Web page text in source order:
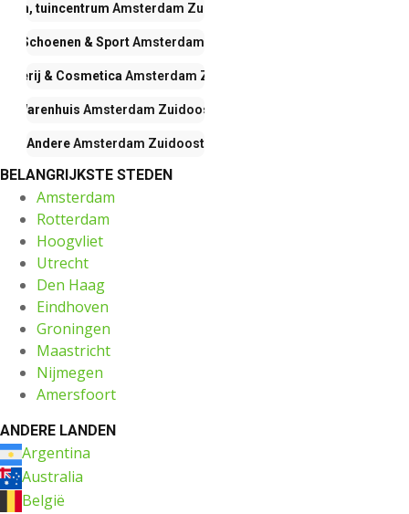
tuincentrum Amsterdam Zuidoost
Schoenen & SportAmsterdam Zuidoost
& Cosmetica Amsterdam Zuidoost
Warenhuis Amsterdam Zuidoost
AndereAmsterdam Zuidoost
BELANGRIJKSTE STEDEN
Amsterdam
Rotterdam
Hoogvliet
Utrecht
Den Haag
Eindhoven
Groningen
Maastricht
Nijmegen
Amersfoort
ANDERE LANDEN
Argentina
Australia
België